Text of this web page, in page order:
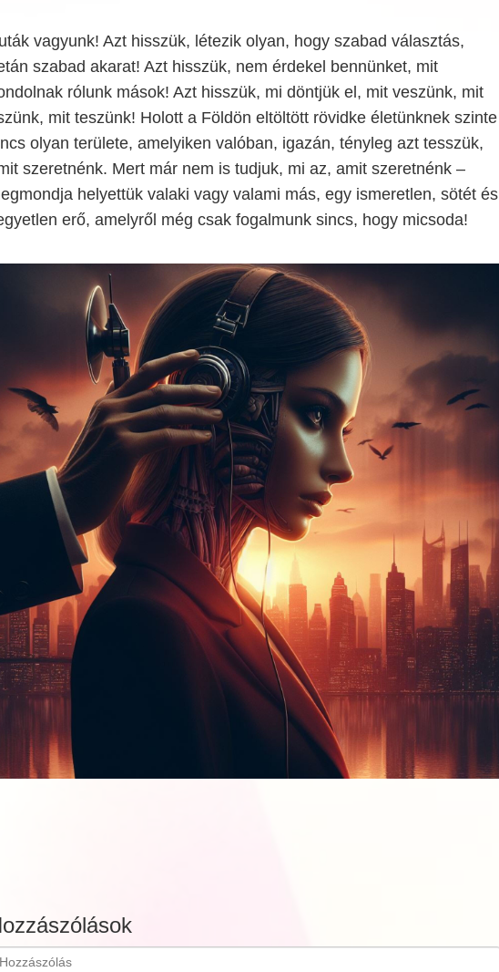
vagyunk! Azt hisszük, létezik olyan, hogy szabad választás,
szabad akarat! Azt hisszük, nem érdekel bennünket, mit
rólunk mások! Azt hisszük, mi döntjük el, mit veszünk, mit
mit teszünk! Holott a Földön eltöltött rövidke életünknek szinte
olyan területe, amelyiken valóban, igazán, tényleg azt tesszük,
szeretnénk. Mert már nem is tudjuk, mi az, amit szeretnénk –
helyettük valaki vagy valami más, egy ismeretlen, sötét és
erő, amelyről még csak fogalmunk sincs, hogy micsoda!